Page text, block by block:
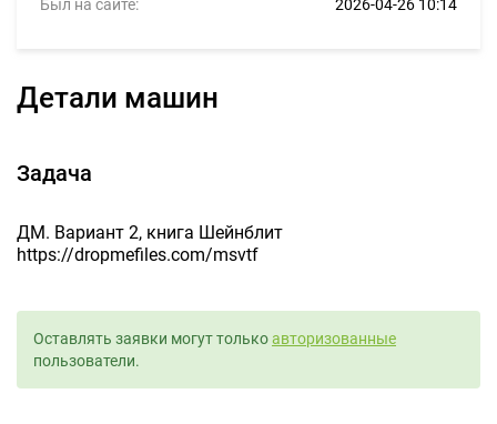
Был на сайте: 2026-04-26 10:14
Детали машин
Задача
ДМ. Вариант 2, книга Шейнблит
https://dropmefiles.com/msvtf
Оставлять заявки могут толькоавторизованные
пользователи.